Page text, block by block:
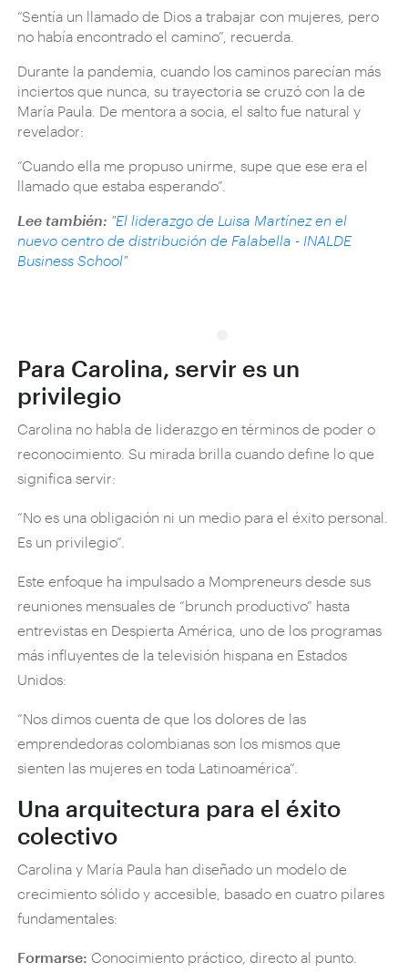
“Sentía un llamado de Dios a trabajar con mujeres, pero
no había encontrado el camino”, recuerda.
Durante la pandemia, cuando los caminos parecían más
inciertos que nunca, su trayectoria se cruzó con la de
María Paula. De mentora a socia, el salto fue natural y
revelador:
“Cuando ella me propuso unirme, supe que ese era el
llamado que estaba esperando”.
Lee también: "El liderazgo de Luisa Martínez en el
nuevo centro de distribución de Falabella - INALDE
Business School"
Para Carolina, servir es un
privilegio
Carolina no habla de liderazgo en términos de poder o
reconocimiento. Su mirada brilla cuando define lo que
significa servir:
“No es una obligación ni un medio para el éxito personal.
Es un privilegio”.
Este enfoque ha impulsado a Mompreneurs desde sus
reuniones mensuales de “brunch productivo” hasta
entrevistas en Despierta América, uno de los programas
más influyentes de la televisión hispana en Estados
Unidos:
“Nos dimos cuenta de que los dolores de las
emprendedoras colombianas son los mismos que
sienten las mujeres en toda Latinoamérica”.
Una arquitectura para el éxito
colectivo
Carolina y María Paula han diseñado un modelo de
crecimiento sólido y accesible, basado en cuatro pilares
fundamentales:
Formarse: Conocimiento práctico, directo al punto.